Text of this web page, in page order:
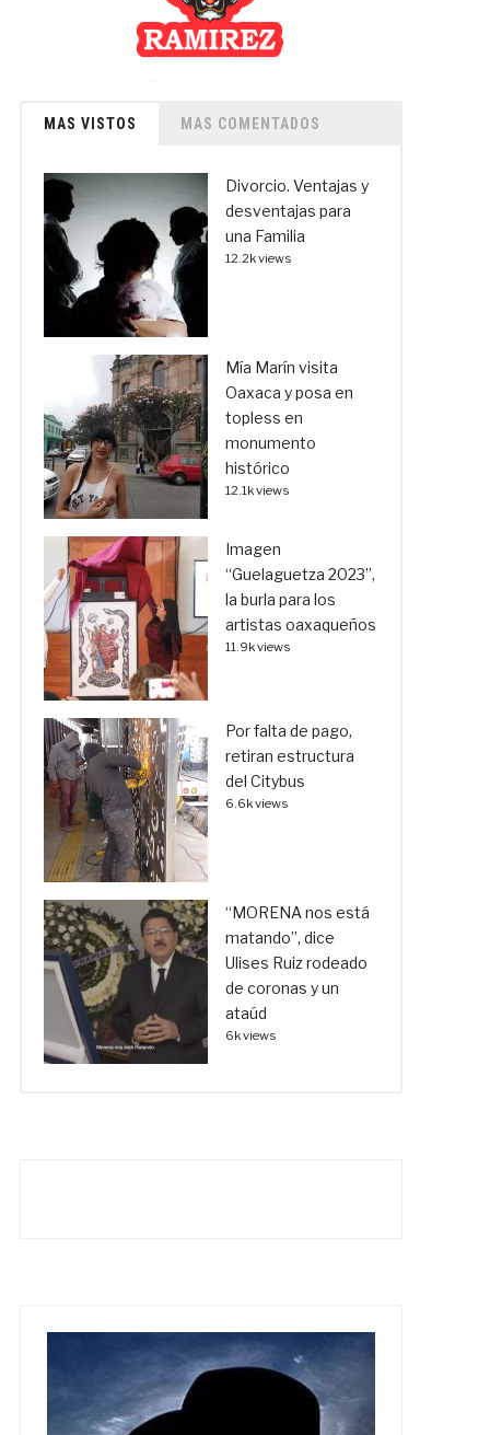
MAS VISTOS MAS COMENTADOS
Divorcio. Ventajas y
desventajas para
una Familia
12.2k views
Mía Marín visita
Oaxaca y posa en
topless en
monumento
histórico
12.1k views
Imagen
“Guelaguetza 2023”,
la burla para los
artistas oaxaqueños
11.9k views
Por falta de pago,
retiran estructura
del Citybus
6.6k views
“MORENA nos está
matando”, dice
Ulises Ruiz rodeado
de coronas y un
ataúd
6k views